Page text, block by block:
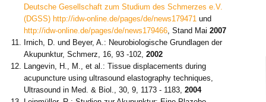
Deutsche Gesellschaft zum Studium des Schmerzes e.V.
(DGSS) http://idw-online.de/pages/de/news179471 und
http://idw-online.de/pages/de/news179466, Stand Mai 2007
Irnich, D. und Beyer, A.: Neurobiologische Grundlagen der
Akupunktur, Schmerz, 16, 93 -102, 2002
Langevin, H., M., et al.: Tissue displacements during
acupuncture using ultrasound elastography techniques,
Ultrasound in Med. & Biol., 30, 9, 1173 - 1183, 2004